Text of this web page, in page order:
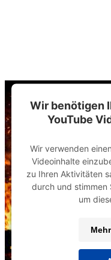
Wir benötigen
YouTube
Wir verwenden
Videoinhalte
zu Ihren Aktivitäten
durch und stimmen
um